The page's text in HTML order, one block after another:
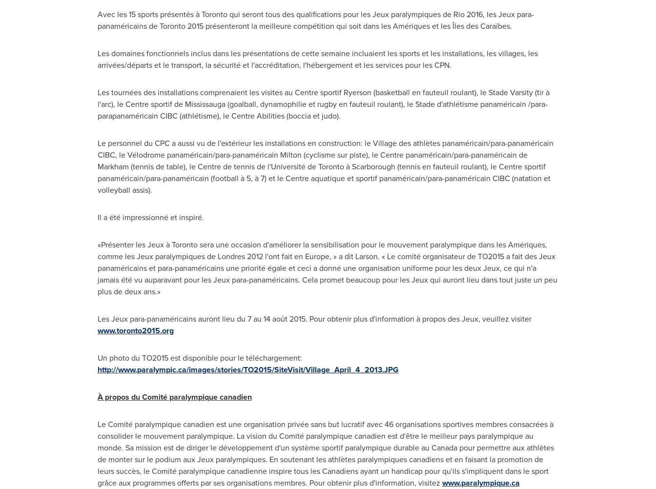
Avec les 15 sports présentés àTorontoqui seront tous des qualifications pour les Jeux paralympiques de Rio 2016, les Jeux para-
panaméricains deToronto2015 présenteront la meilleure compétition qui soit dans les Amériques et les Îles des Caraïbes.
Les domaines fonctionnels inclus dans les présentations de cette semaine incluaient les sports et les installations, les villages, les
arrivées/départs et le transport, la sécurité et l'accréditation, l'hébergement et les services pour les CPN.
Les tournées des installations comprenaient les visites au Centre sportif Ryerson (basketball en fauteuil roulant), le Stade Varsity (tir à
l'arc), le Centre sportif de Mississauga (goalball, dynamophilie et rugby en fauteuil roulant), le Stade d'athlétisme panaméricain /para-
parapanaméricain CIBC (athlétisme), le Centre Abilities (boccia et judo).
Le personnel du CPC a aussi vu de l'extérieur les installations en construction: le Village des athlètes panaméricain/para-panaméricain
CIBC, le Vélodrome panaméricain/para-panaméricain Milton (cyclisme sur piste), le Centre panaméricain/para-panaméricain de
Markham (tennis de table), le Centre de tennis de l'Université deTorontoà Scarborough (tennis en fauteuil roulant), le Centre sportif
panaméricain/para-panaméricain (football à 5, à 7) et le Centre aquatique et sportif panaméricain/para-panaméricain CIBC (natation et
volleyball assis).
Il a été impressionné et inspiré.
«Présenter les Jeux àTorontosera une occasion d'améliorer la sensibilisation pour le mouvement paralympique dans les Amériques,
comme les Jeux paralympiques de Londres 2012 l'ont fait en Europe, » a dit Larson. « Le comité organisateur de TO2015 a fait des Jeux
panaméricains et para-panaméricains une priorité égale et ceci a donné une organisation uniforme pour les deux Jeux, ce qui n'a
jamais été vu auparavant pour les Jeux para-panaméricains. Cela promet beaucoup pour les Jeux qui auront lieu dans tout juste un peu
plus de deux ans.»
Les Jeux para-panaméricains auront lieu du 7 au 14 août 2015. Pour obtenir plus d'information à propos des Jeux, veuillez visiter
www.toronto2015.org
Un photo du TO2015 est disponible pour le téléchargement:
http://www.paralympic.ca/images/stories/TO2015/SiteVisit/Village_April_4_2013.JPG
À propos du Comité paralympique canadien
Le Comité paralympique canadien est une organisation privée sans but lucratif avec 46 organisations sportives membres consacrées à
consolider le mouvement paralympique. La vision du Comité paralympique canadien est d'être le meilleur pays paralympique au
monde. Sa mission est de diriger le développement d'un système sportif paralympique durable au Canadapour permettre aux athlètes
de monter sur le podium aux Jeux paralympiques. En soutenant les athlètes paralympiques canadiens et en faisant la promotion de
leurs succès, le Comité paralympique canadienne inspire tous les Canadiens ayant un handicap pour qu'ils s'impliquent dans le sport
grâce aux programmes offerts par ses organisations membres. Pour obtenir plus d'information, visitez www.paralympique.ca